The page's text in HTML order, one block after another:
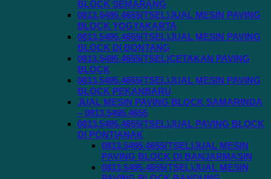
BLOCK SEMARANG
0813.5495.4655(TSEL)JUAL MESIN PAVING
BLOCK YOGYAKARTA
0813.5495.4655(TSEL)JUAL MESIN PAVING
BLOCK DI BONTANG
0813.5495.4655(TSEL)CETAKAN PAVING
BLOCK
0813.5495.4655(TSEL)JUAL MESIN PAVING
BLOCK PEKANBARU
JUAL MESIN PAVING BLOCK SAMARINDA
– 0813.5495.4655
0813.5495.4655(TSEL)JUAL PAVING BLOCK
DI PONTIANAK
0813.5495.4655(TSEL)JUAL MESIN
PAVING BLOCK DI BANJARMASIN
0813.5495.4655(TSEL)JUAL MESIN